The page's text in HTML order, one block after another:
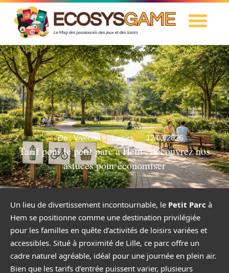
De : Valérian Loisirs 12/03/2026
Tarif pour le petit parc à Hem : découvrez nos
astuces pour économiser
Un lieu de divertissement incontournable, le Petit Parc à
Hem se positionne comme une destination privilégiée
pour les familles en quête d’activités de loisirs variées et
accessibles. Situé à proximité de Lille, ce parc offre un
cadre naturel agréable, idéal pour une journée en plein air.
Bien que les tarifs d’entrée puissent varier, plusieurs